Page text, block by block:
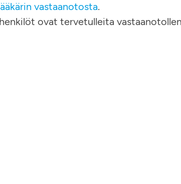
vastaanotosta.
ovat tervetulleita